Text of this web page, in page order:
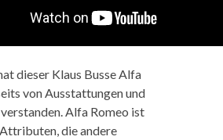
dieser Klaus Busse Alfa
von Ausstattungen und
Alfa Romeo ist
die andere